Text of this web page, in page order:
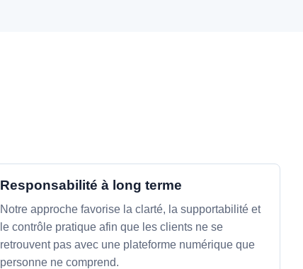
Responsabilité à long terme
Notre approche favorise la clarté, la supportabilité et
le contrôle pratique afin que les clients ne se
retrouvent pas avec une plateforme numérique que
personne ne comprend.